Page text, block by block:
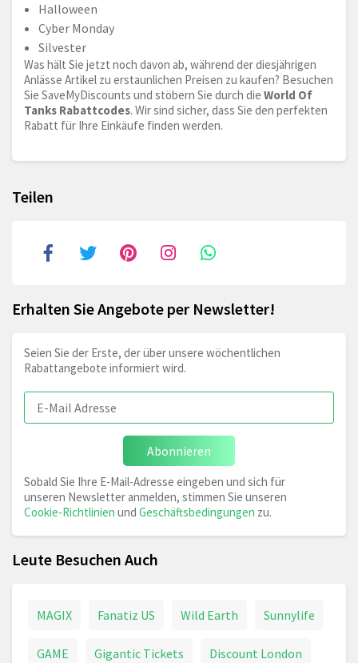
Halloween
Cyber Monday
Silvester
Was hält Sie jetzt noch davon ab, während der diesjährigen
Anlässe Artikel zu erstaunlichen Preisen zu kaufen? Besuchen
Sie SaveMyDiscounts und stöbern Sie durch die World Of
Tanks Rabattcodes. Wir sind sicher, dass Sie den perfekten
Rabatt für Ihre Einkäufe finden werden.
Teilen
Erhalten Sie Angebote per Newsletter!
Seien Sie der Erste, der über unsere wöchentlichen
Rabattangebote informiert wird.
Abonnieren
Sobald Sie Ihre E-Mail-Adresse eingeben und sich für
unseren Newsletter anmelden, stimmen Sie unseren
Cookie-Richtlinien und Geschäftsbedingungen zu.
Leute Besuchen Auch
MAGIX Fanatiz US Wild Earth Sunnylife
GAME Gigantic Tickets Discount London